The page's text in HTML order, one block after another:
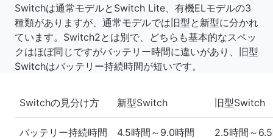
Switchは通常モデルとSwitch Lite、有機ELモデルの3
種類がありますが、通常モデルでは旧型と新型に分かれ
ています。Switch2とは別で、どちらも基本的なスペッ
クはほぼ同じですがバッテリー時間に違いがあり、旧型
Switchはバッテリー持続時間が短いです。
Switchの見分け方 新型Switch 旧型Switch
バッテリー持続時間 4.5時間～9.0時間 2.5時間～